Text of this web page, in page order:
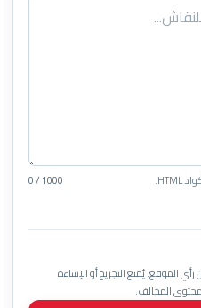
0 / 1000
رأي الموقع. يُمنع التجريح أو الإساءة
المخالف.